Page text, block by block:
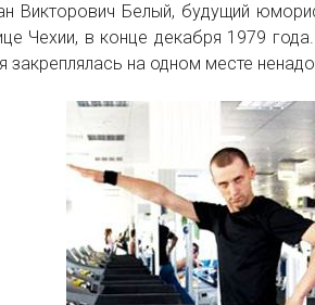
Викторович Белый, будущий
Чехии, в конце декабря 1979
закреплялась на одном месте